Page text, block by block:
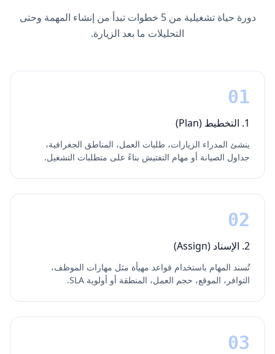
دورة حياة تشغيلية من 5 خطوات تبدأ من إنشاء المهمة وحتى
التحليلات ما بعد الزيارة.
01
1. التخطيط (Plan)
ينشئ المدراء الزيارات، طلبات العمل، المناطق الجغرافية،
جداول الصيانة أو مهام التفتيش بناءً على متطلبات التشغيل.
02
2. الإسناد (Assign)
تُسند المهام باستخدام قواعد مهيأة مثل مهارات الموظف،
التوافر، الموقع، حجم العمل، المنطقة أو أولوية SLA.
03